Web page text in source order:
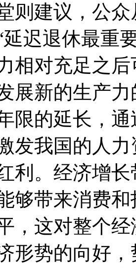
则建议，公
迟退休最重
相对充足之
展新的生产
限的延长，
发我国的人
利。经济增
够带来消费
，这对整个
形势的向好